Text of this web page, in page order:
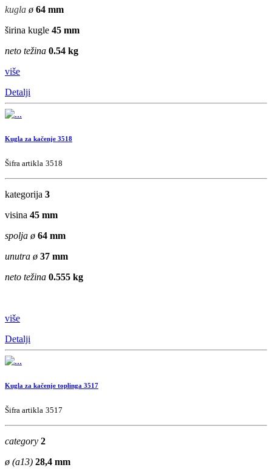
kugla ø 64 mm
širina kugle 45 mm
neto težina 0.54 kg
više
Detalji
Kugla za kačenje 3518
Šifra artikla 3518
kategorija 3
visina 45 mm
spolja ø 64 mm
unutra ø 37 mm
neto težina 0.555 kg
više
Detalji
Kugla za kačenje toplinga 3517
Šifra artikla 3517
category 2
ø (a13) 28,4 mm